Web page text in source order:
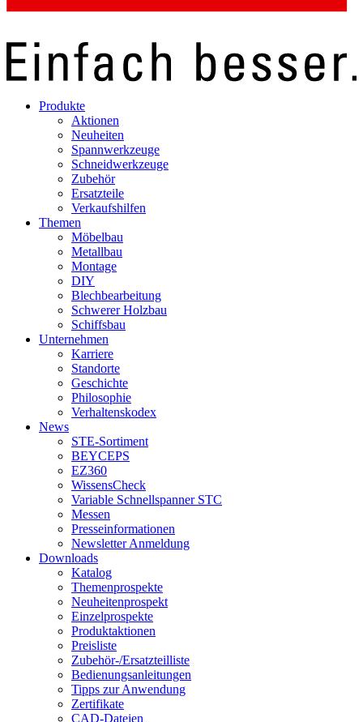
Produkte
Aktionen
Neuheiten
Spannwerkzeuge
Schneidwerkzeuge
Zubehör
Ersatzteile
Verkaufshilfen
Themen
Möbelbau
Metallbau
Montage
DIY
Blechbearbeitung
Schwerer Holzbau
Schiffsbau
Unternehmen
Karriere
Standorte
Geschichte
Philosophie
Verhaltenskodex
News
STE-Sortiment
BEYCEPS
EZ360
WissensCheck
Variable Schnellspanner STC
Messen
Presseinformationen
Newsletter Anmeldung
Downloads
Katalog
Themenprospekte
Neuheitenprospekt
Einzelprospekte
Produktaktionen
Preisliste
Zubehör-/Ersatzteilliste
Bedienungsanleitungen
Tipps zur Anwendung
Zertifikate
CAD-Dateien